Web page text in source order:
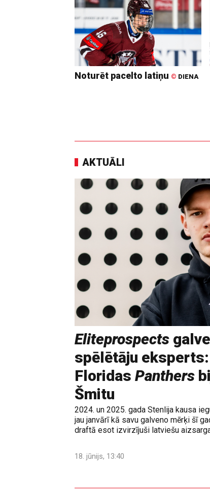
Noturēt pacelto latiņu © DIENA
AKTUĀLI
Eliteprospects
spēlētāju
Floridas Panthers
Šmitu
2024. un 2025. gada Stenlija kausa
jau janvārī kā savu galveno mērķi šī
draftā esot izvirzījuši latviešu
18. jūnijs, 13:40